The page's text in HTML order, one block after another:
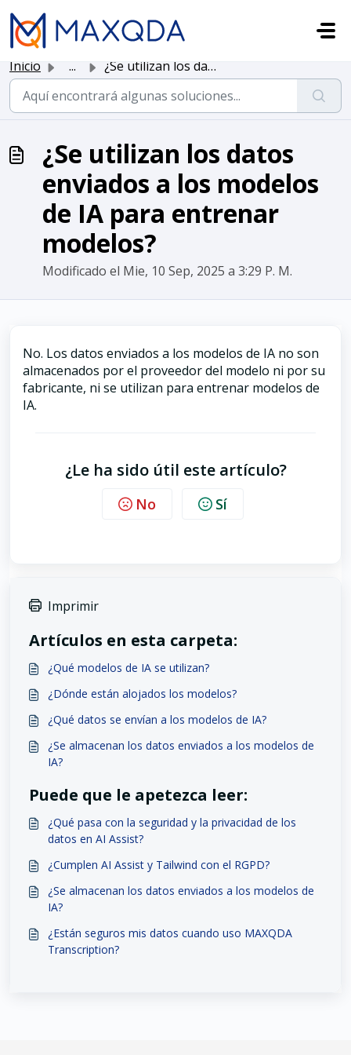
Saltar al contenido principal
Inicio ... ¿Se utilizan los datos enviados a los modelos de IA para ...
¿Se utilizan los datos
enviados a los modelos
de IA para entrenar
modelos?
Modificado el Mie, 10 Sep, 2025 a 3:29 P. M.
No. Los datos enviados a los modelos de IA no son
almacenados por el proveedor del modelo ni por su
fabricante, ni se utilizan para entrenar modelos de
IA.
¿Le ha sido útil este artículo?
No Sí
Imprimir
Artículos en esta carpeta:
¿Qué modelos de IA se utilizan?
¿Dónde están alojados los modelos?
¿Qué datos se envían a los modelos de IA?
¿Se almacenan los datos enviados a los modelos de
IA?
Puede que le apetezca leer:
¿Qué pasa con la seguridad y la privacidad de los
datos en AI Assist?
¿Cumplen AI Assist y Tailwind con el RGPD?
¿Se almacenan los datos enviados a los modelos de
IA?
¿Están seguros mis datos cuando uso MAXQDA
Transcription?